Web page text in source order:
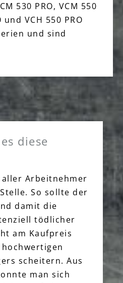
530 PRO, VCM 550
und VCH 550 PRO
und sind
diese
Arbeitnehmer
So sollte der
damit die
tödlicher
am Kaufpreis
scheitern. Aus
man sich